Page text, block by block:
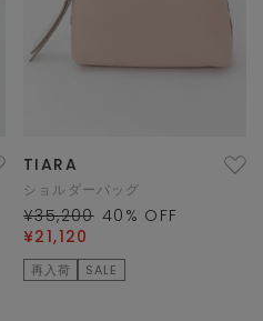
TIARA
ショルダーバッグ
¥35,200 40 % OFF
¥21,120
再入荷 SALE